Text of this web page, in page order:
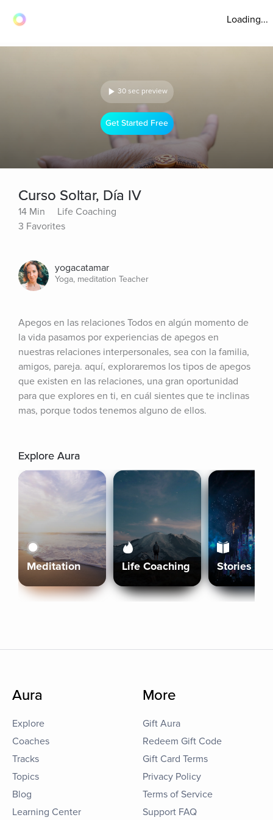
Loading...
30 sec preview
Get Started Free
Curso Soltar, Día IV
14 Min
Life Coaching
3 Favorites
yogacatamar
Yoga, meditation Teacher
Apegos en las relaciones Todos en algún momento de
la vida pasamos por experiencias de apegos en
nuestras relaciones interpersonales, sea con la familia,
amigos, pareja. aquí, exploraremos los tipos de apegos
que existen en las relaciones, una gran oportunidad
para que explores en ti, en cuál sientes que te inclinas
mas, porque todos tenemos alguno de ellos.
Explore Aura
Meditation Life Coaching Stories
Aura
Explore
Coaches
Tracks
Topics
Blog
Learning Center
More
Gift Aura
Redeem Gift Code
Gift Card Terms
Privacy Policy
Terms of Service
Support FAQ